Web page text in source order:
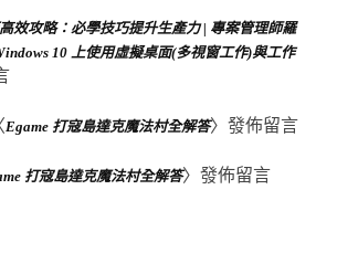
效攻略：必學技巧提升生產力 | 專案管理師羅
10 上使用虛擬桌面(多視窗工作)與工作
Egame 打寇島達克魔法村全解答〉發佈留言
打寇島達克魔法村全解答〉發佈留言